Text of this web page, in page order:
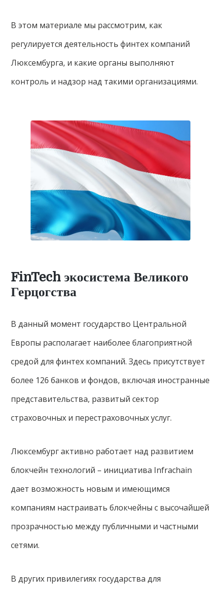
В этом материале мы рассмотрим, как
регулируется деятельность финтех компаний
Люксембурга, и какие органы выполняют
контроль и надзор над такими организациями.
FinTech экосистема Великого
Герцогства
В данный момент государство Центральной
Европы располагает наиболее благоприятной
средой для финтех компаний. Здесь присутствует
более 126 банков и фондов, включая иностранные
представительства, развитый сектор
страховочных и перестраховочных услуг.
Люксембург активно работает над развитием
блокчейн технологий – инициатива Infrachain
дает возможность новым и имеющимся
компаниям настраивать блокчейны с высочайшей
прозрачностью между публичными и частными
сетями.
В других привилегиях государства для